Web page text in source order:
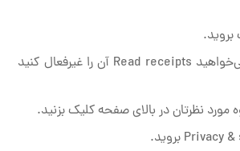
گفتگویی را که می‌خواهید Read receipts آن را غیرفعال کنید
مورد نظرتان در بالای صفحه کلیک بزنید.